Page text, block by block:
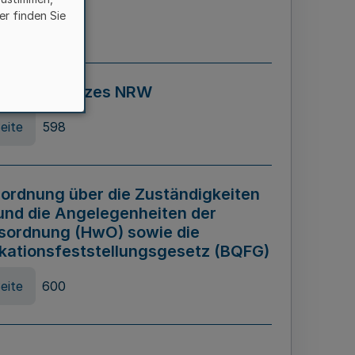
595
Gesetzes NRW
598
über die Zuständigkeiten
die Angelegenheiten der
(HwO) sowie die
(BQFG)
600
finden Sie